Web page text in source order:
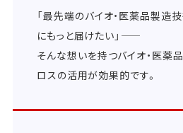
「最先端のバイオ・医薬品製造
にもっと届けたい」――
そんな想いを持つバイオ・医薬
ロスの活用が効果的です。